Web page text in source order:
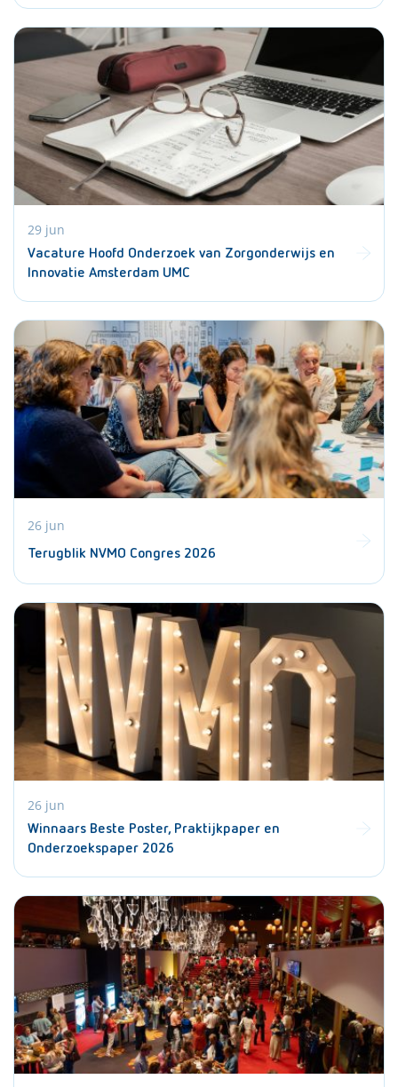
29 jun
Vacature Hoofd Onderzoek van Zorgonderwijs en
Innovatie Amsterdam UMC
26 jun
Terugblik NVMO Congres 2026
26 jun
Winnaars Beste Poster, Praktijkpaper en
Onderzoekspaper 2026